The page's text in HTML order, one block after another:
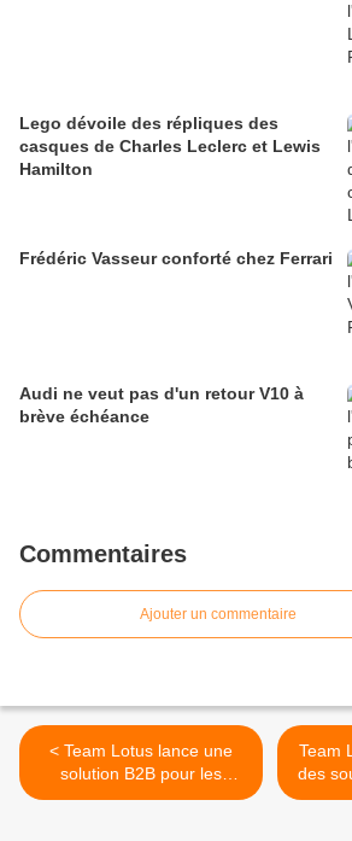
Lego dévoile des répliques des
casques de Charles Leclerc et Lewis
Hamilton
Frédéric Vasseur conforté chez Ferrari
Audi ne veut pas d'un retour V10 à
brève échéance
Commentaires
Ajouter un commentaire
< Team Lotus lance une
solution B2B pour les
sponsors avec Dell
Team
des